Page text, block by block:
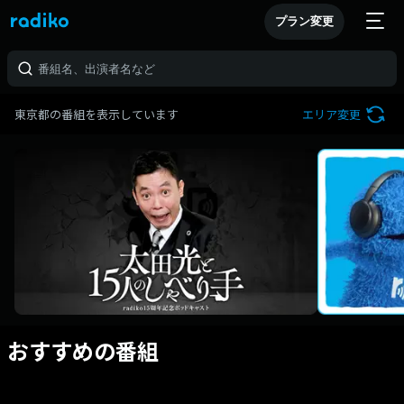
プラン変更
東京都の番組を表示しています エリア変更
おすすめの番組